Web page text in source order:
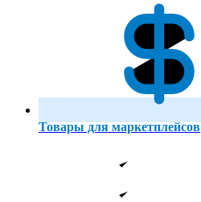
Товары для маркетплейсов